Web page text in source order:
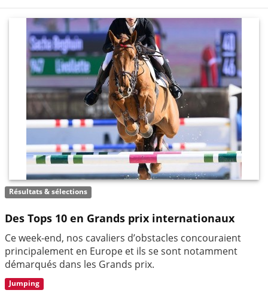
Résultats & sélections
Des Tops 10 en Grands prix internationaux
Ce week-end, nos cavaliers d’obstacles concouraient
principalement en Europe et ils se sont notamment
démarqués dans les Grands prix.
Jumping